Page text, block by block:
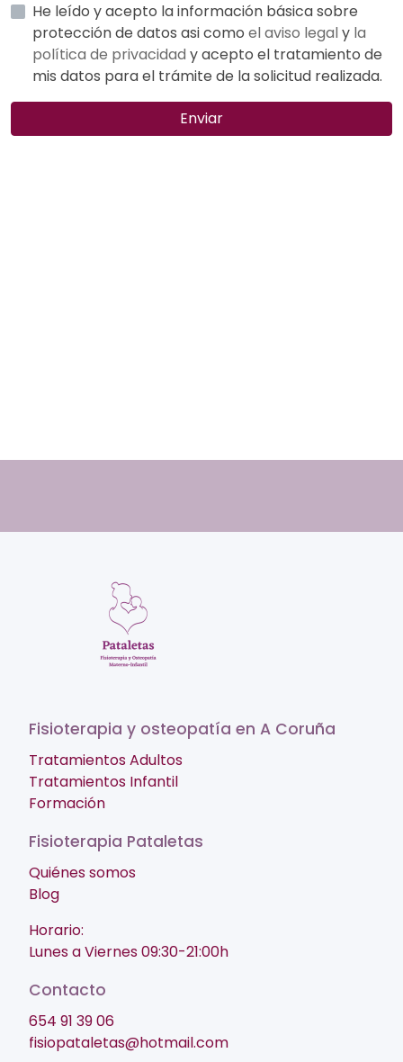
He leído y acepto la información básica sobre
protección de datos asi como el aviso legaly la
política de privacidad y acepto el tratamiento de
mis datos para el trámite de la solicitud realizada.
Enviar
Fisioterapia y osteopatía en A Coruña
Tratamientos Adultos
Tratamientos Infantil
Formación
Fisioterapia Pataletas
Quiénes somos
Blog
Horario:
Lunes a Viernes 09:30-21:00h
Contacto
654 91 39 06
fisiopataletas@hotmail.com